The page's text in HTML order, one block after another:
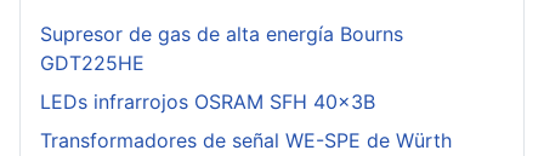
Supresor de gas de alta energía Bourns
GDT225HE
LEDs infrarrojos OSRAM SFH 40x3B
Transformadores de señal WE-SPE de Würth